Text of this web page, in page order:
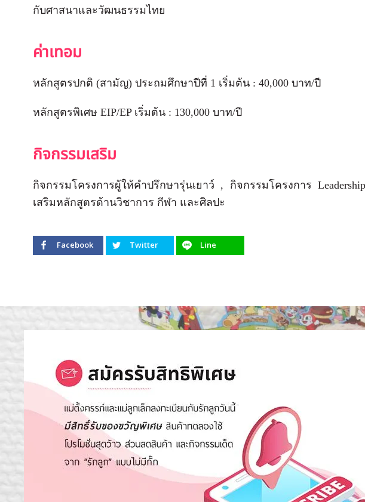
กับศาสนาและวัฒนธรรมไทย
ค่าเทอม
หลักสูตรปกติ (สามัญ) ประถมศึกษาปีที่ 1 เริ่มต้น : 40,000 บาท/ปี
หลักสูตรพิเศษ EIP/EP เริ่มต้น : 130,000 บาท/ปี
กิจกรรมเสริม
กิจกรรมโครงการผู้ให้คำปรึกษารุ่นเยาว์ , กิจกรรมโครงการ
เสริมหลักสูตรด้านวิชาการ กีฬา และศิลปะ
Facebook Twitter Line